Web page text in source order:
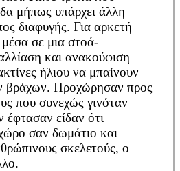
μήπως υπάρχει άλλη
διαφυγής. Για αρκετή
σε μια στοά-
και ανακούφιση
ήλιου να μπαίνουν
βράχων. Προχώρησαν προς
που συνεχώς γινόταν
έφτασαν είδαν ότι
σαν δωμάτιο και
σκελετούς, ο